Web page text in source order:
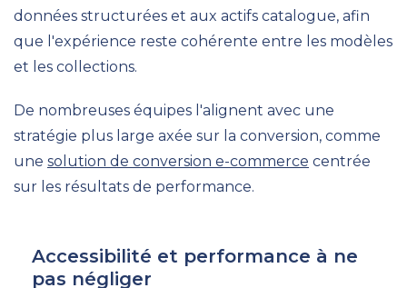
données structurées et aux actifs catalogue, afin
que l'expérience reste cohérente entre les modèles
et les collections.
De nombreuses équipes l'alignent avec une
stratégie plus large axée sur la conversion, comme
une solution de conversion e-commerce centrée
sur les résultats de performance.
Accessibilité et performance à ne
pas négliger